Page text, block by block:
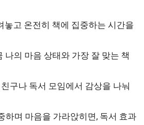
고 온전히 책에 집중하는 시간을
의 마음 상태와 가장 잘 맞는 책
구나 독서 모임에서 감상을 나눠
하며 마음을 가라앉히면, 독서 효과